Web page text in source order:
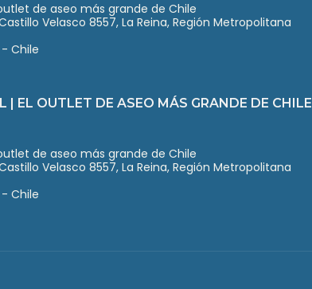
de aseo más grande de Chile
Velasco 8557, La Reina, Región Metropolitana
Chile
| EL OUTLET DE ASEO MÁS GRANDE DE CHILE
de aseo más grande de Chile
Velasco 8557, La Reina, Región Metropolitana
Chile